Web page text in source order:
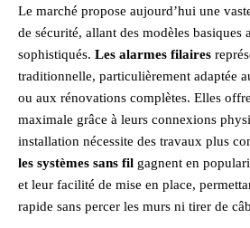
Le marché propose aujourd’hui une
de sécurité, allant des modèles basiques
sophistiqués. Les alarmes filaires
traditionnelle, particulièrement adaptée
ou aux rénovations complètes. Elles
maximale grâce à leurs connexions
installation nécessite des travaux plus
les systèmes sans fil gagnent en
et leur facilité de mise en place,
rapide sans percer les murs ni tirer de